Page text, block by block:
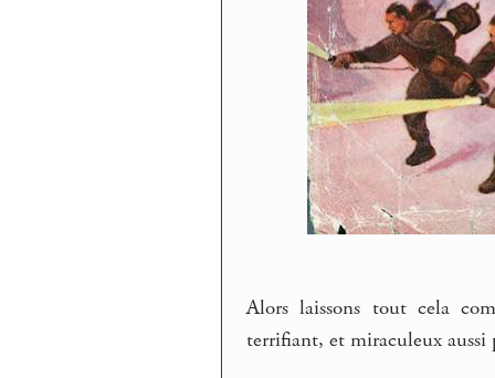
Alors laissons tout cela
terrifiant, et miraculeux aussi